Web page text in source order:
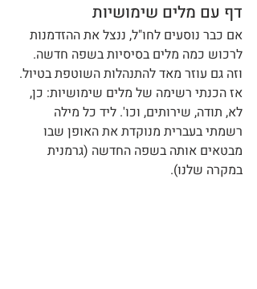
דף עם מלים שימושיות
אם כבר נוסעים לחו"ל, ננצל את ההזדמנות
לרכוש כמה מלים בסיסיות בשפה חדשה.
וזה גם עוזר מאד להתנהלות השוטפת בטיול.
אז הכנתי רשימה של מלים שימושיות: כן,
לא, תודה, שירותים, וכו'. ליד כל מילה
רשמתי בעברית מנוקדת את האופן שבו
מבטאים אותה בשפה החדשה (גרמנית
במקרה שלנו).